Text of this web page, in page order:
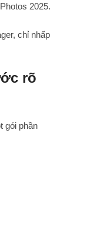
2025.
chỉ nhấp
rõ
gói phần